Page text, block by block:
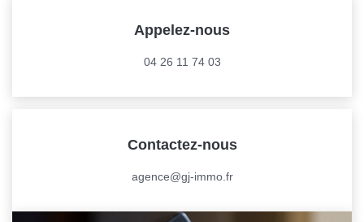
Appelez-nous
04 26 11 74 03
Contactez-nous
agence@gj-immo.fr